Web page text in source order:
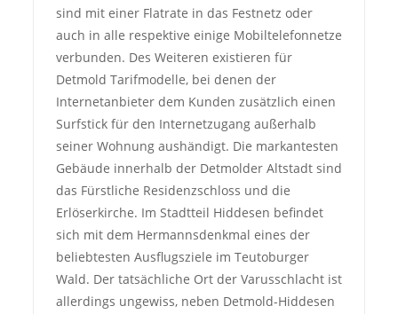
sind mit einer Flatrate in das Festnetz oder
auch in alle respektive einige Mobiltelefonnetze
verbunden. Des Weiteren existieren für
Detmold Tarifmodelle, bei denen der
Internetanbieter dem Kunden zusätzlich einen
Surfstick für den Internetzugang außerhalb
seiner Wohnung aushändigt. Die markantesten
Gebäude innerhalb der Detmolder Altstadt sind
das Fürstliche Residenzschloss und die
Erlöserkirche. Im Stadtteil Hiddesen befindet
sich mit dem Hermannsdenkmal eines der
beliebtesten Ausflugsziele im Teutoburger
Wald. Der tatsächliche Ort der Varusschlacht ist
allerdings ungewiss, neben Detmold-Hiddesen